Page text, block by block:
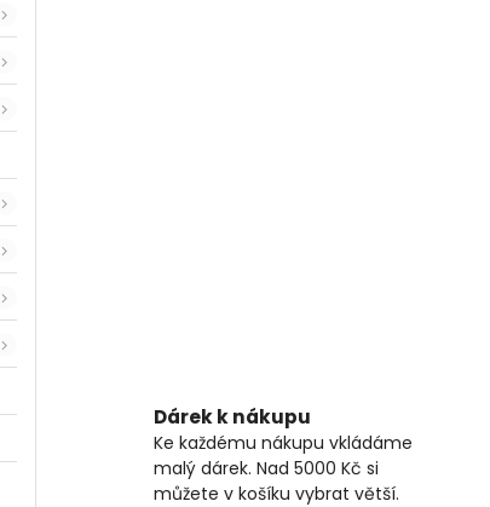
Dárek k nákupu
Ke každému nákupu vkládáme
malý dárek. Nad 5000 Kč si
můžete v košíku vybrat větší.